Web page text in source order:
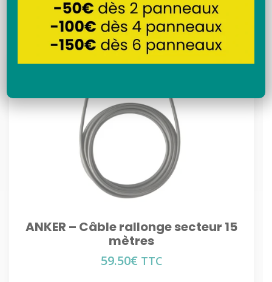
Recherche
ANKER – Câble rallonge secteur 15
mètres
59.50€ TTC